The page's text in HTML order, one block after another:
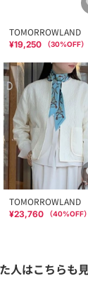
TOMORROWLAND
¥19,250 （30%OFF）
TOMORROWLAND
¥23,760 （40%OFF）